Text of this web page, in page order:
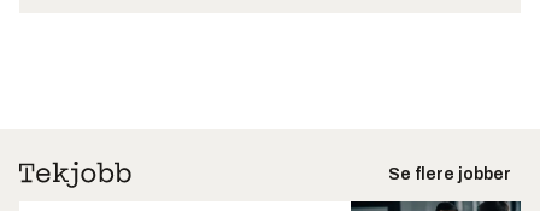
Se flere jobber